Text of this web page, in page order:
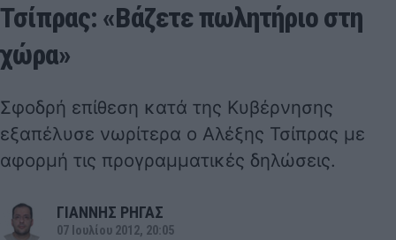
Τσίπρας: «Βάζετε πωλητήριο στη
χώρα»
Σφοδρή επίθεση κατά της Κυβέρνησης
εξαπέλυσε νωρίτερα ο Αλέξης Τσίπρας με
αφορμή τις προγραμματικές δηλώσεις.
ΓΙΑΝΝΗΣ ΡΗΓΑΣ
07 Ιουλίου 2012, 20:05